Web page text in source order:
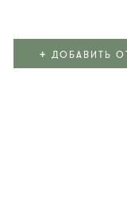
+ ДОБАВИТЬ